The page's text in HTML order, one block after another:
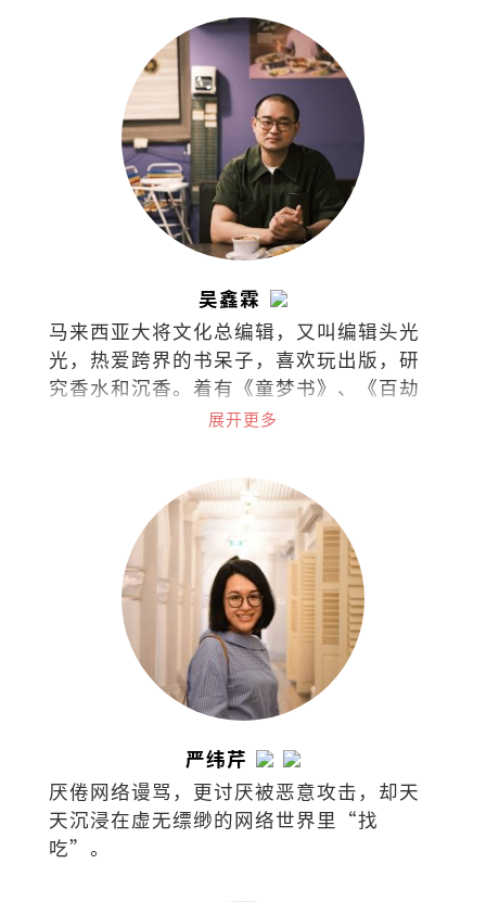
吴鑫霖
马来西亚大将文化总编辑，又叫编辑头光
光，热爱跨界的书呆子，喜欢玩出版，研
究香水和沉香。着有《童梦书》、《百劫
华光》和《不愁此时春光》，最近在不同
展开更多
严纬芹
厌倦网络谩骂，更讨厌被恶意攻击，却天
天沉浸在虚无缥缈的网络世界里“找
吃”。